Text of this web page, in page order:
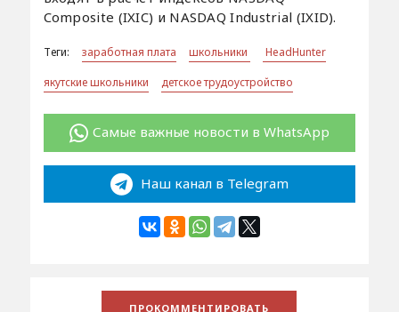
Composite (IXIC) и NASDAQ Industrial (IXID).
Теги: заработная плата школьники
HeadHunter
якутские школьники
детское трудоустройство
Самые важные новости в WhatsApp
Наш канал в Telegram